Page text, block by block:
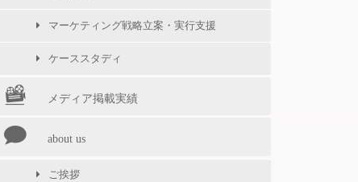
マーケティング戦略立案・実行支援
ケーススタディ
メディア掲載実績
about us
ご挨拶